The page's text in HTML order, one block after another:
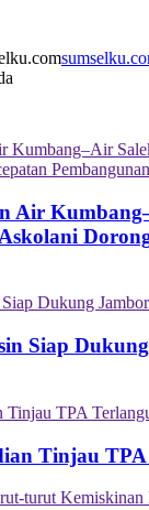
Air
Siap
Tinjau TPA